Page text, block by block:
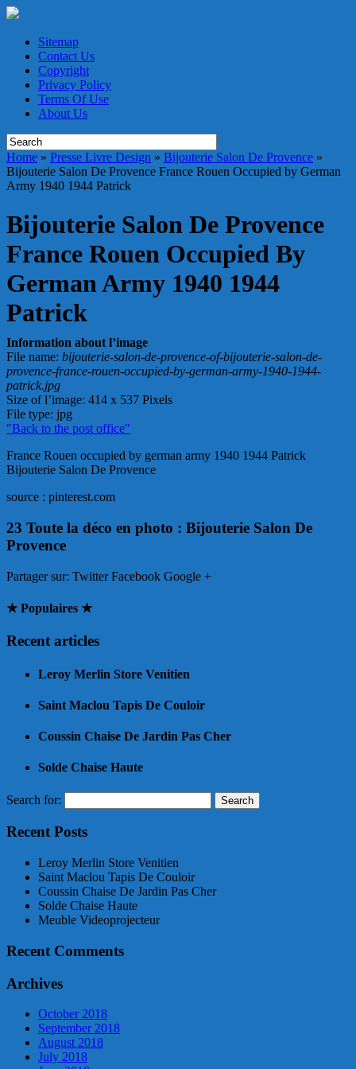
Sitemap
Contact Us
Copyright
Privacy Policy
Terms Of Use
About Us
Home » Presse Livre Design » Bijouterie Salon De Provence »
Bijouterie Salon De Provence France Rouen Occupied by German
Army 1940 1944 Patrick
Bijouterie Salon De Provence
France Rouen Occupied By
German Army 1940 1944
Patrick
Information about l’image
File name: bijouterie-salon-de-provence-of-bijouterie-salon-de-
provence-france-rouen-occupied-by-german-army-1940-1944-
patrick.jpg
Size of l’image: 414 x 537 Pixels
File type: jpg
"Back to the post office"
France Rouen occupied by german army 1940 1944 Patrick
Bijouterie Salon De Provence
source : pinterest.com
23 Toute la déco en photo : Bijouterie Salon De
Provence
Partager sur: Twitter Facebook Google +
★ Populaires ★
Recent articles
Leroy Merlin Store Venitien
Saint Maclou Tapis De Couloir
Coussin Chaise De Jardin Pas Cher
Solde Chaise Haute
Search for:
Recent Posts
Leroy Merlin Store Venitien
Saint Maclou Tapis De Couloir
Coussin Chaise De Jardin Pas Cher
Solde Chaise Haute
Meuble Videoprojecteur
Recent Comments
Archives
October 2018
September 2018
August 2018
July 2018